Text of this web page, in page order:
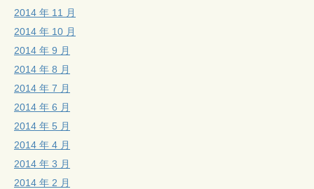
2014 年 11 月
2014 年 10 月
2014 年 9 月
2014 年 8 月
2014 年 7 月
2014 年 6 月
2014 年 5 月
2014 年 4 月
2014 年 3 月
2014 年 2 月